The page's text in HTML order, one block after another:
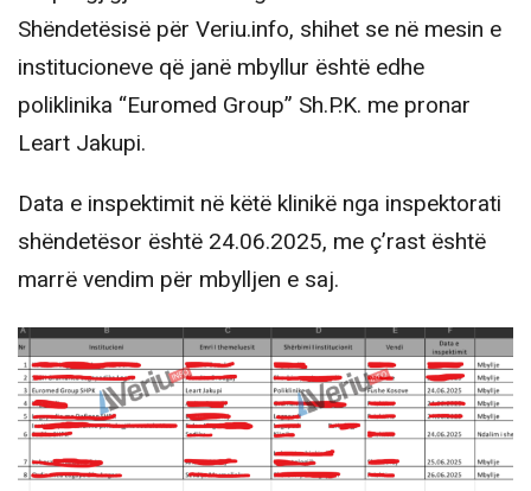
Shëndetësisë për Veriu.info, shihet se në mesin e
institucioneve që janë mbyllur është edhe
poliklinika “Euromed Group” Sh.P.K. me pronar
Leart Jakupi.
Data e inspektimit në këtë klinikë nga inspektorati
shëndetësor është 24.06.2025, me ç’rast është
marrë vendim për mbylljen e saj.